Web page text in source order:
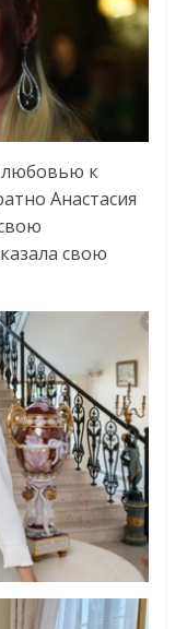
любовью к
Анастасия
свою